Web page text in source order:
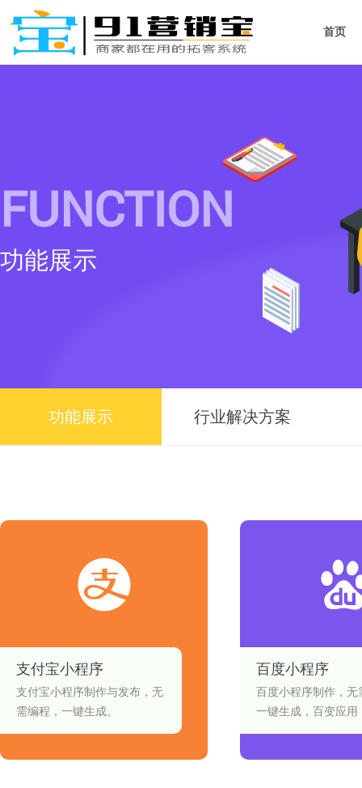
首页
FUNCTION
功能展示
功能展示 行业解决方案
支付宝小程序
支付宝小程序制作与发布，无
需编程，一键生成。
百度小程序
百度小程序制作，无
一键生成，百变应用
合。